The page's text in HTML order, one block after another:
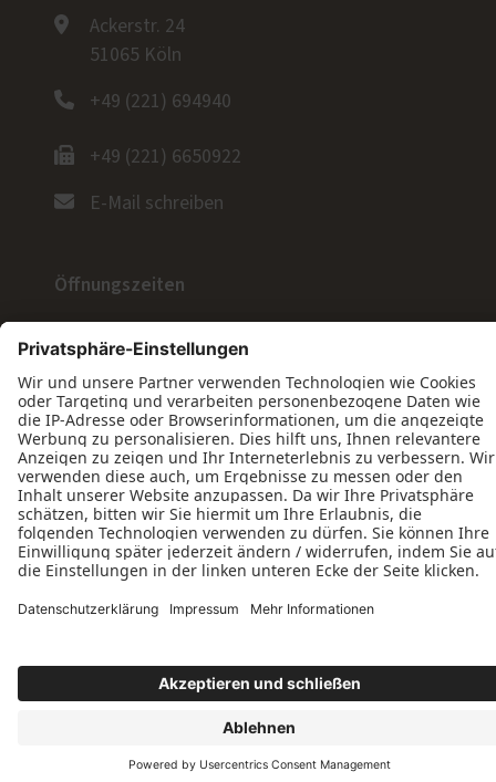
Ackerstr. 24
51065 Köln
+49 (221) 694940
+49 (221) 6650922
E-Mail schreiben
Öffnungszeiten
Dienstag: 07:30–17:00 Uhr
Mittwoch: 07:30–17:00 Uhr
Donnerstag: 07:30–17:00 Uhr
Freitag: 07:30–12:30 Uhr
Tischlerei Michael Varnhagen © 2026